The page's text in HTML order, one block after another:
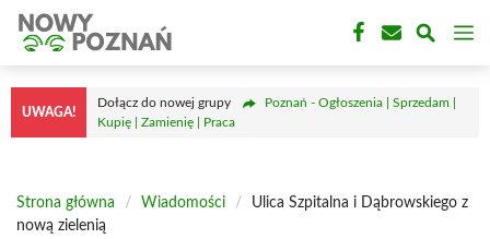
Przejdź
treści
UWAGA!
Dołącz do nowej grupy
Poznań - Ogłoszenia | Sprzedam |
Kupię | Zamienię | Praca
Strona główna / Wiadomości /
Ulica Szpitalna i Dąbrowskiego z
nową zielenią